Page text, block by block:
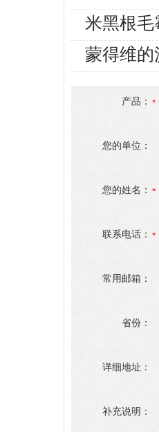
米黑根
蒙得维
产品：
您的单位：
您的姓名：
联系电话：
常用邮箱：
省份：
详细地址：
补充说明：